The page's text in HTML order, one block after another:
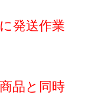
発送作業
品と同時